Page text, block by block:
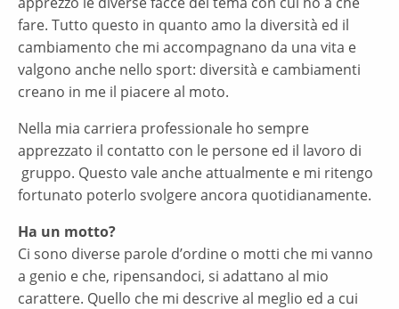
fare. Tutto questo in quanto amo la diversità ed il
cambiamento che mi accompagnano da una vita e
valgono anche nello sport: diversità e cambiamenti
creano in me il piacere al moto.
Nella mia carriera professionale ho sempre
apprezzato il contatto con le persone ed il lavoro di
gruppo. Questo vale anche attualmente e mi ritengo
fortunato poterlo svolgere ancora quotidianamente.
Ha un motto?
Ci sono diverse parole d’ordine o motti che mi vanno
a genio e che, ripensandoci, si adattano al mio
carattere. Quello che mi descrive al meglio ed a cui